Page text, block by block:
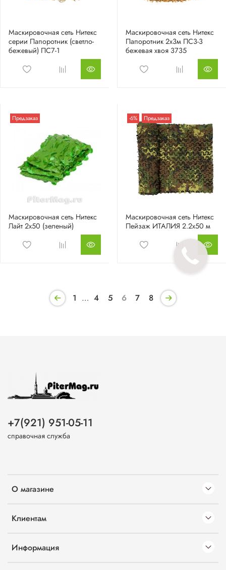
Маскировочная сеть Нитекс
серии Папоротник (светло-
бежевый) ПС7-1
Маскировочная сеть Нитекс
Папоротник 2х3м ПС3-3
бежевая хвоя 3735
Предзаказ
Маскировочная сеть Нитекс
Лайт 2х50 (зеленый)
-6% Предзаказ
Маскировочная сеть Нитекс
Пейзаж ИТАЛИЯ 2.2х50 м
1 … 4 5 6 7 8
О магазине
Клиентам
Информация
+7(921) 951-05-11
справочная служба